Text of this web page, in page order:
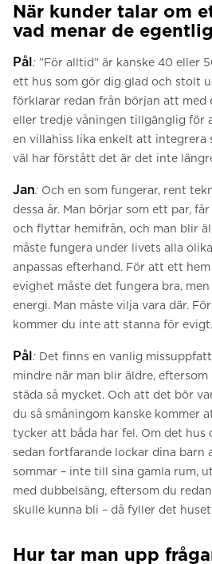
När kunder talar om
vad menar de
Pål: ”För alltid” är kanske 40 eller
ett hus som gör dig glad och stolt
förklarar redan från början att med
eller tredje våningen tillgänglig för
en villahiss lika enkelt att integrera
väl har förstått det är det inte
Jan: Och en som fungerar, rent
dessa år. Man börjar som ett par,
och flyttar hemifrån, och man blir
måste fungera under livets alla
anpassas efterhand. För att ett
evighet måste det fungera bra,
energi. Man måste vilja vara där.
kommer du inte att stanna för evigt.
Pål: Det finns en vanlig
mindre när man blir äldre,
städa så mycket. Och att det bör
du så småningom kanske kommer
tycker att båda har fel. Om det hus
sedan fortfarande lockar dina barn
sommar – inte till sina gamla rum,
med dubbelsäng, eftersom du
skulle kunna bli – då fyller det
Hur tar man upp